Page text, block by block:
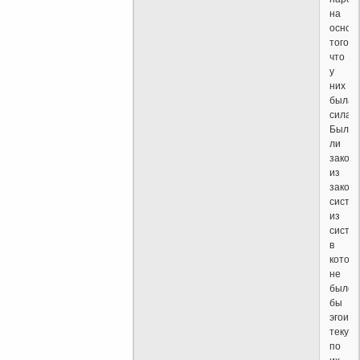
на
того,
что
у
них
была
сила.
Был
ли
закон
из
из
в
не
было
бы
по